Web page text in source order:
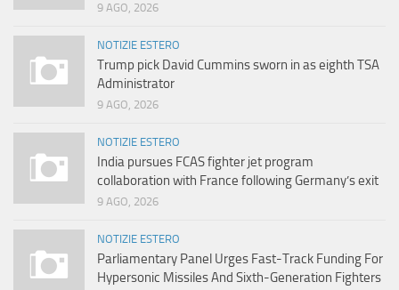
9 AGO, 2026
NOTIZIE ESTERO
Trump pick David Cummins sworn in as eighth TSA
Administrator
9 AGO, 2026
NOTIZIE ESTERO
India pursues FCAS fighter jet program
collaboration with France following Germany’s exit
9 AGO, 2026
NOTIZIE ESTERO
Parliamentary Panel Urges Fast-Track Funding For
Hypersonic Missiles And Sixth-Generation Fighters